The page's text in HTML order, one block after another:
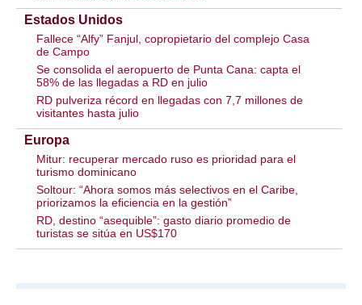
Estados Unidos
Fallece “Alfy” Fanjul, copropietario del complejo Casa
de Campo
Se consolida el aeropuerto de Punta Cana: capta el
58% de las llegadas a RD en julio
RD pulveriza récord en llegadas con 7,7 millones de
visitantes hasta julio
Europa
Mitur: recuperar mercado ruso es prioridad para el
turismo dominicano
Soltour: “Ahora somos más selectivos en el Caribe,
priorizamos la eficiencia en la gestión”
RD, destino “asequible”: gasto diario promedio de
turistas se sitúa en US$170